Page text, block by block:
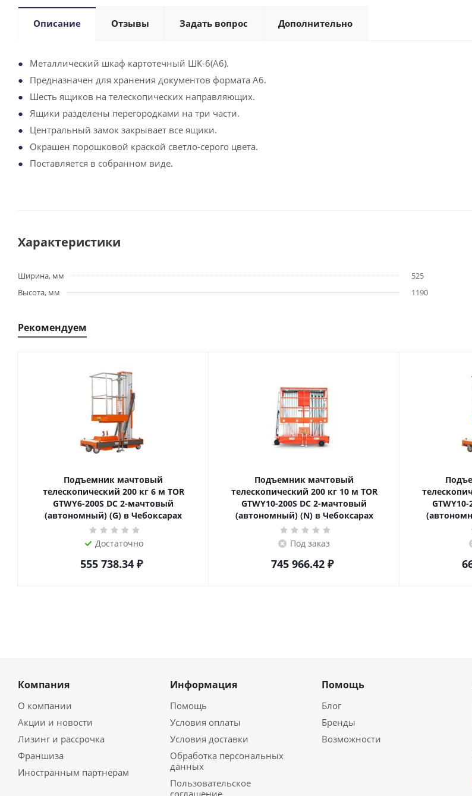
Описание Отзывы Задать вопрос Дополнительно
Металлический шкаф картотечный ШК-6(A6).
Предназначен для хранения документов формата А6.
Шесть ящиков на телескопических направляющих.
Ящики разделены перегородками на три части.
Центральный замок закрывает все ящики.
Окрашен порошковой краской светло-серого цвета.
Поставляется в собранном виде.
Характеристики
Ширина, мм
525
Высота, мм
1190
Рекомендуем
Подъемник мачтовый
телескопический 200 кг 6 м TOR
GTWY6-200S DC 2-мачтовый
(автономный) (G) в Чебоксарах
Достаточно
555 738.34₽
Подъемник мачтовый
телескопический 200 кг 10 м TOR
GTWY10-200S DC 2-мачтовый
(автономный) (N) в Чебоксарах
Под заказ
745 966.42₽
Компания
О компании
Акции и новости
Лизинг и рассрочка
Франшиза
Иностранным партнерам
Информация
Помощь
Условия оплаты
Условия доставки
Обработка персональных
данных
Пользовательское
соглашение
Помощь
Блог
Бренды
Возможности